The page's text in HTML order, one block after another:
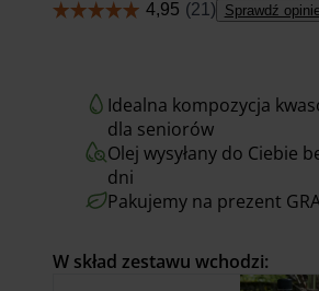
Sprawdź
Idealna kompozycja
dla seniorów
Olej wysyłany do Ciebie
dni
Pakujemy na prezent
W skład zestawu wchodzi: